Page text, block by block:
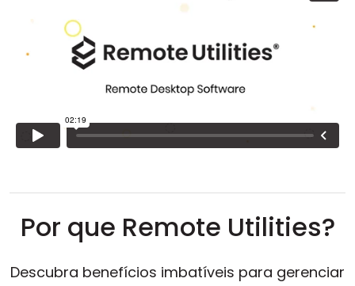
Por que Remote Utilities?
Descubra benefícios imbatíveis para gerenciar